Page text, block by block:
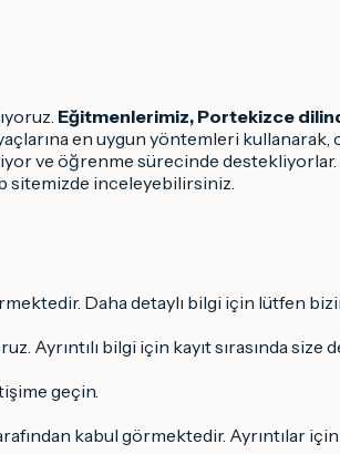
Eğitmenlerimiz, Portekizce
en uygun yöntemleri
ve öğrenme sürecinde
inceleyebilirsiniz.
Daha detaylı bilgi için lütfen
Ayrıntılı bilgi için kayıt sırasında size
geçin.
kabul görmektedir. Ayrıntılar